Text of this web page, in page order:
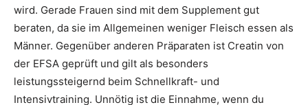
wird. Gerade Frauen sind mit dem Supplement gut
beraten, da sie im Allgemeinen weniger Fleisch essen als
Männer. Gegenüber anderen Präparaten ist Creatin von
der EFSA geprüft und gilt als besonders
leistungssteigernd beim Schnellkraft- und
Intensivtraining. Unnötig ist die Einnahme, wenn du